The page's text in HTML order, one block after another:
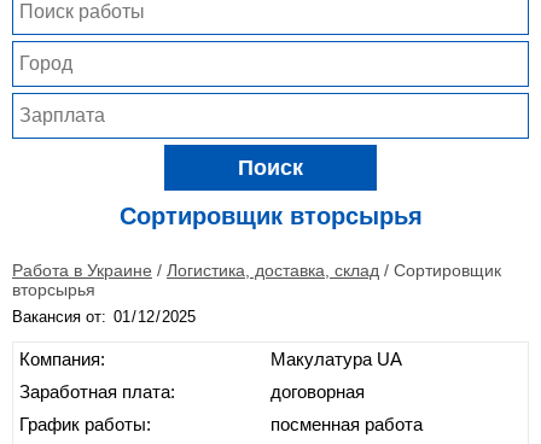
Поиск
Сортировщик вторсырья
Работа в Украине / Логистика, доставка, склад / Сортировщик
вторсырья
Вакансия от:
Компания:
Заработная плата:
График работы:
Макулатура UA
договорная
посменная работа